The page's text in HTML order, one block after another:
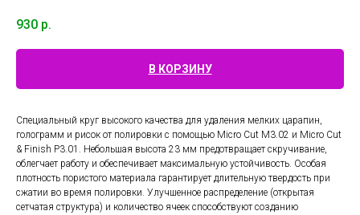
930 р.
В КОРЗИНУ
Специальный круг высокого качества для удаления мелких царапин,
голограмм и рисок от полировки с помощью Micro Cut M3.02 и Micro Cut
& Finish P3.01. Небольшая высота 23 мм предотвращает скручивание,
облегчает работу и обеспечивает максимальную устойчивость. Особая
плотность пористого материала гарантирует длительную твердость при
сжатии во время полировки. Улучшенное распределение (открытая
сетчатая структура) и количество ячеек способствуют созданию